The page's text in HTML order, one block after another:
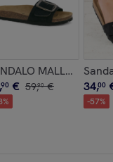
MALLORCA
,90 € 59,90 €
%
34,00
-57%